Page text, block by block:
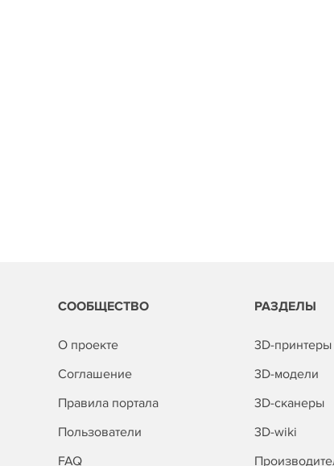
СООБЩЕСТВО
О проекте
Соглашение
Правила портала
Пользователи
FAQ
РАЗДЕЛЫ
3D-принтеры
3D-модели
3D-сканеры
3D-wiki